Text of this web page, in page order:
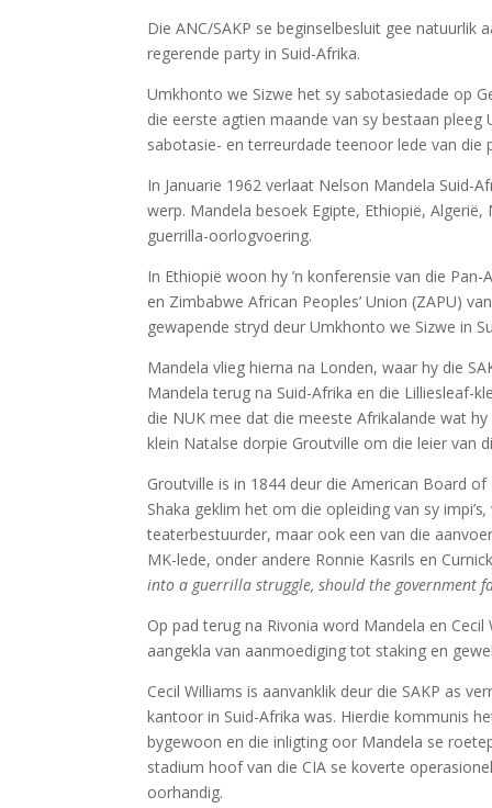
Die ANC/SAKP se beginselbesluit gee
regerende party in Suid-Afrika.
Umkhonto we Sizwe het sy sabotasiedade op
die eerste agtien maande van sy bestaan
sabotasie- en terreurdade teenoor lede van
In Januarie 1962 verlaat Nelson Mandela
werp. Mandela besoek Egipte, Ethiopië,
guerrilla-oorlogvoering.
In Ethiopië woon hy ’n konferensie van die
en Zimbabwe African Peoples’ Union (ZAPU)
gewapende stryd deur Umkhonto we Sizwe in
Mandela vlieg hierna na Londen, waar hy die
Mandela terug na Suid-Afrika en die Lilliesleaf-
die NUK mee dat die meeste Afrikalande wat
klein Natalse dorpie Groutville om die leier van
Groutville is in 1844 deur die American Board
Shaka geklim het om die opleiding van sy impi’s,
teaterbestuurder, maar ook een van die
MK-lede, onder andere Ronnie Kasrils en
into a guerrilla struggle, should the government
Op pad terug na Rivonia word Mandela en
aangekla van aanmoediging tot staking en
Cecil Williams is aanvanklik deur die SAKP as
kantoor in Suid-Afrika was. Hierdie kommunis
bygewoon en die inligting oor Mandela se
stadium hoof van die CIA se koverte
oorhandig.